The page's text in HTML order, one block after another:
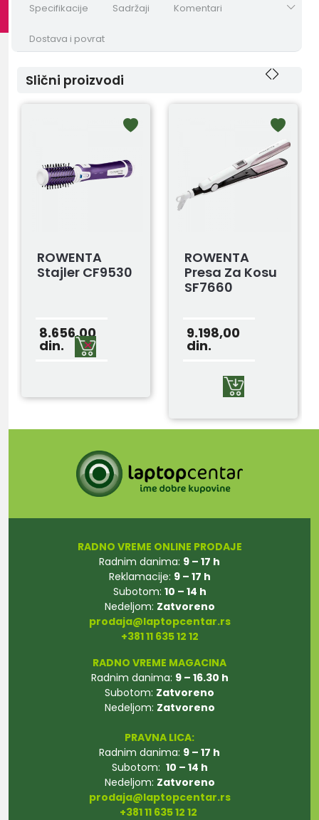
Specifikacije Sadržaji Komentari
Dostava i povrat
Slični proizvodi
ROWENTA
Stajler CF9530
8.656,00
din.
ROWENTA
Presa Za Kosu
SF7660
9.198,00
din.
RADNO VREME ONLINE PRODAJE
Radnim danima: 9 – 17 h
Reklamacije: 9 – 17 h
Subotom: 10 – 14 h
Nedeljom: Zatvoreno
prodaja@laptopcentar.rs
+381 11 635 12 12
RADNO VREME MAGACINA
Radnim danima: 9 – 16.30 h
Subotom: Zatvoreno
Nedeljom: Zatvoreno
PRAVNA LICA:
Radnim danima: 9 – 17 h
Subotom: 10 – 14 h
Nedeljom: Zatvoreno
prodaja@laptopcentar.rs
+381 11 635 12 12